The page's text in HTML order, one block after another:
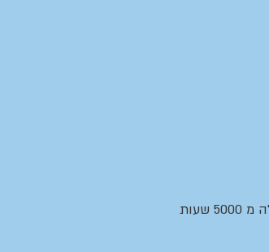
בעל 30 שנות נסיון עם למעלה מ 5000 שעות